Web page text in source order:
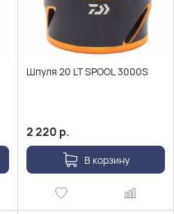
Шпуля 20 LT SPOOL 3000S
2 220 р.
В корзину